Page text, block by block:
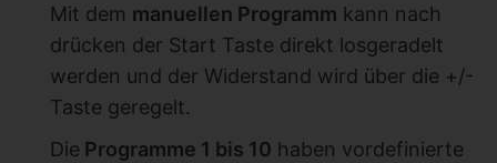
Mit dem manuellen Programm kann nach
drücken der Start Taste direkt losgeradelt
werden und der Widerstand wird über die +/-
Taste geregelt.
Die Programme 1 bis 10 haben vordefinierte